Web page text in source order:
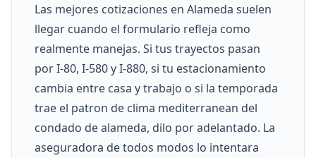
Las mejores cotizaciones en Alameda suelen
llegar cuando el formulario refleja como
realmente manejas. Si tus trayectos pasan
por I-80, I-580 y I-880, si tu estacionamiento
cambia entre casa y trabajo o si la temporada
trae el patron de clima mediterranean del
condado de alameda, dilo por adelantado. La
aseguradora de todos modos lo intentara